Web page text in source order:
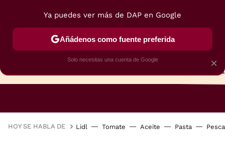
HOY SE HABLA DE Lidl Tomate Aceite Pasta
×
Ya puedes ver más de DAP en Google
Añádenos como fuente preferida
Solo necesitas una cuenta de Google